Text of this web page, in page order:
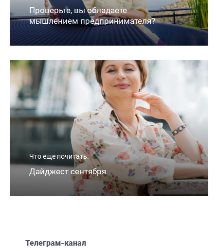
Проверьте, вы обладаете
мышлением предпринимателя?
Что еще почитать:
Дайджест сентября
Телеграм-канал
Запись эфира: Почему жизнь выглядит
ответом на твои действия? ➡️Пишите под
этим постом, что узнается и участвуйте в
розыгрыше на следующем эфире! 🌟Если
интересна Трилогия "РАСПАД"…
2 Авг, 14:38
🎧Аудиозапись эфира: Почему жизнь
приходит. А та, которая никогда не